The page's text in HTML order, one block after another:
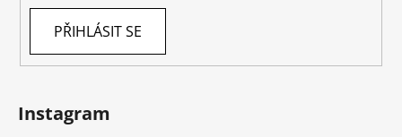
PŘIHLÁSIT SE
Instagram